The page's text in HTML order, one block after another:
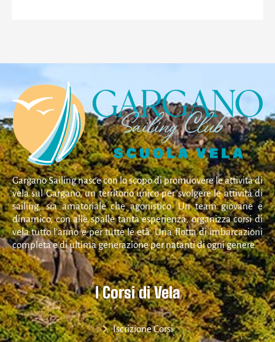
Gargano Sailing nasce con lo scopo di promuovere le attività di
vela sul Gargano, un territorio unico per svolgere le attività di
sailing, sia amatoriale che agonistico. Un team giovane e
dinamico, con alle spalle tanta esperienza, organizza corsi di
vela tutto l’anno e per tutte le età. Una flotta di imbarcazioni
completa e di ultima generazione per natanti di ogni genere.
I Corsi di Vela
Iscrizione Corsi